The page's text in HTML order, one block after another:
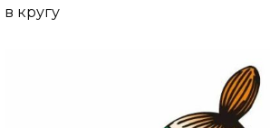
в кругу